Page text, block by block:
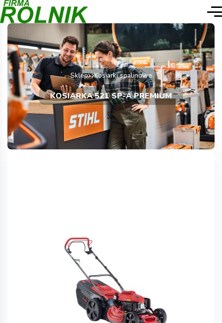
Sklep Kosiarki spalinowe
KOSIARKA 521 SP-A PREMIUM